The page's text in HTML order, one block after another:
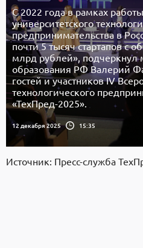
С 2022 года в рамках
университетского
предпринимательства в
почти 5 тысяч стартапов с
млрд рублей», подчеркнул
образования РФ Валерий
гостей и участников IV
технологического
«ТехПред-2025».
12 декабря 2025 15:35
Источник: Пресс-служба